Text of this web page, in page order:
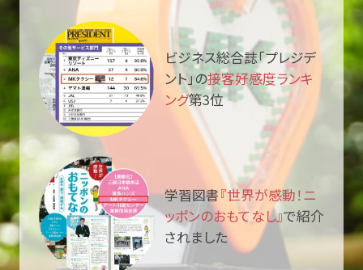
ビジネス総合誌「プレジデ
ント」の接客好感度ランキ
ング第3位
学習図書『世界が感動！ニ
ッポンのおもてなし』で紹介
されました